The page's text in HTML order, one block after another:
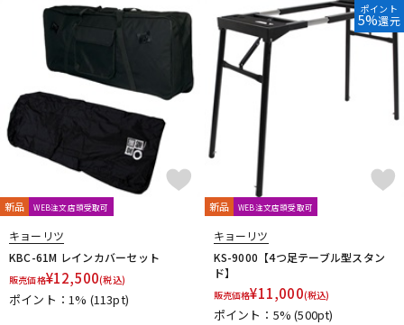
DTM オンライン納品 レコーディング機器
配信/ライブ機器 楽器アクセサリ
ヴィンテージ
新品 WEB注文店頭受取可
キョーリツ
KBC-61M レインカバーセット
販売価格¥12,500(税込)
ポイント：1% (113pt)
ポイント
5%還元
新品 WEB注文店頭受取可
キョーリツ
KS-9000【4つ足テーブル型スタン
ド】
販売価格¥11,000(税込)
ポイント：5%(500pt)